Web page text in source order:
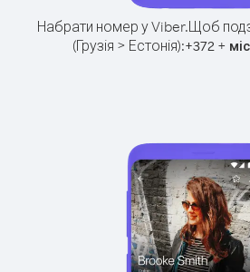
Набрати номер у Viber.Щоб
(Грузія > Естонія):+372+